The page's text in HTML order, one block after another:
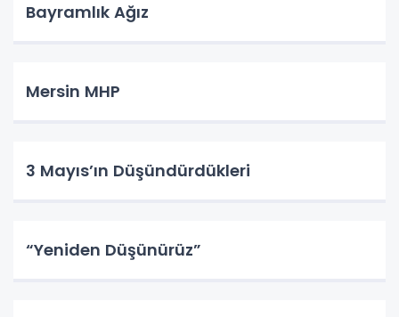
Bayramlık Ağız
Mersin MHP
3 Mayıs’ın Düşündürdükleri
“Yeniden Düşünürüz”